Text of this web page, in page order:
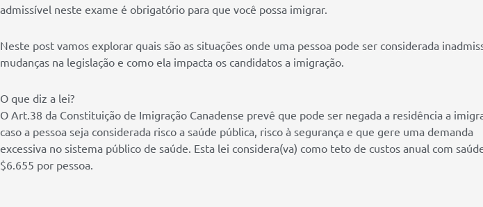
admissível neste exame é obrigatório para que você possa imigrar.
Neste post vamos explorar quais são as situações onde uma pessoa pode ser considerada
mudanças na legislação e como ela impacta os candidatos a imigração.
O que diz a lei?
O Art.38 da Constituição de Imigração Canadense prevê que pode ser negada a residência a
caso a pessoa seja considerada risco a saúde pública, risco à segurança e que gere uma demanda
excessiva no sistema público de saúde. Esta lei considera(va) como teto de custos anual com
$6.655 por pessoa.